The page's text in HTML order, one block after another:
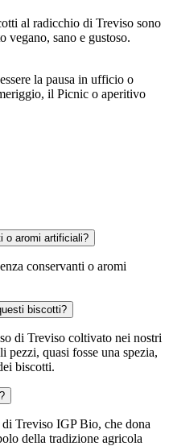
al radicchio di Treviso sono
vegano, sano e gustoso.
la pausa in ufficio o
il Picnic o aperitivo
o aromi artificiali?
conservanti o aromi
biscotti?
di Treviso coltivato nei nostri
quasi fosse una spezia,
biscotti.
Treviso IGP Bio, che dona
della tradizione agricola